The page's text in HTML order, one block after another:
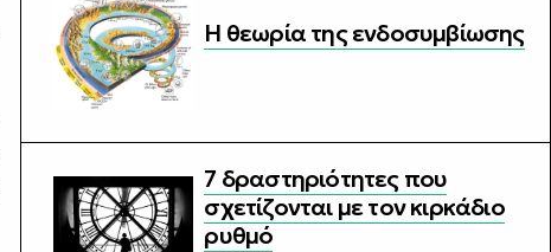
Η θεωρία της ενδοσυμβίωσης
7 δραστηριότητες που
σχετίζονται με τον κιρκάδιο
ρυθμό